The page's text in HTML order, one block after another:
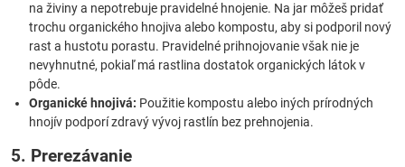
na živiny a nepotrebuje pravidelné hnojenie. Na jar môžeš pridať
trochu organického hnojiva alebo kompostu, aby si podporil nový
rast a hustotu porastu. Pravidelné prihnojovanie však nie je
nevyhnutné, pokiaľ má rastlina dostatok organických látok v
pôde.
Organické hnojivá: Použitie kompostu alebo iných prírodných
hnojív podporí zdravý vývoj rastlín bez prehnojenia.
5. Prerezávanie